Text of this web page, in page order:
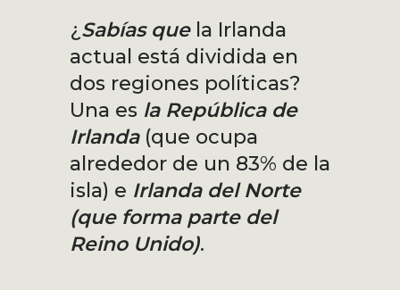
¿ Sabías quela Irlanda
actual está dividida en
dos regiones políticas?
Una es la República de
Irlanda(que ocupa
alrededor de un 83% de la
isla) e Irlanda del Norte
(que forma parte del
Reino Unido).